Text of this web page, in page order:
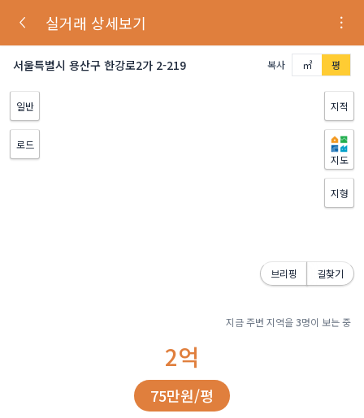
실거래 상세보기
서울특별시 용산구 한강로2가 2-219 복사 ㎡ 평
일반
로드
지적
지도
지형
브리핑 길찾기
지금 주변 지역을3명이 보는 중
2억
75만원/평